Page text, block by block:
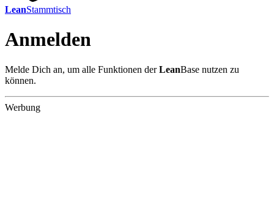
LeanStammtisch
Anmelden
Melde Dich an, um alle Funktionen derLeanBase nutzen zu
können.
Werbung